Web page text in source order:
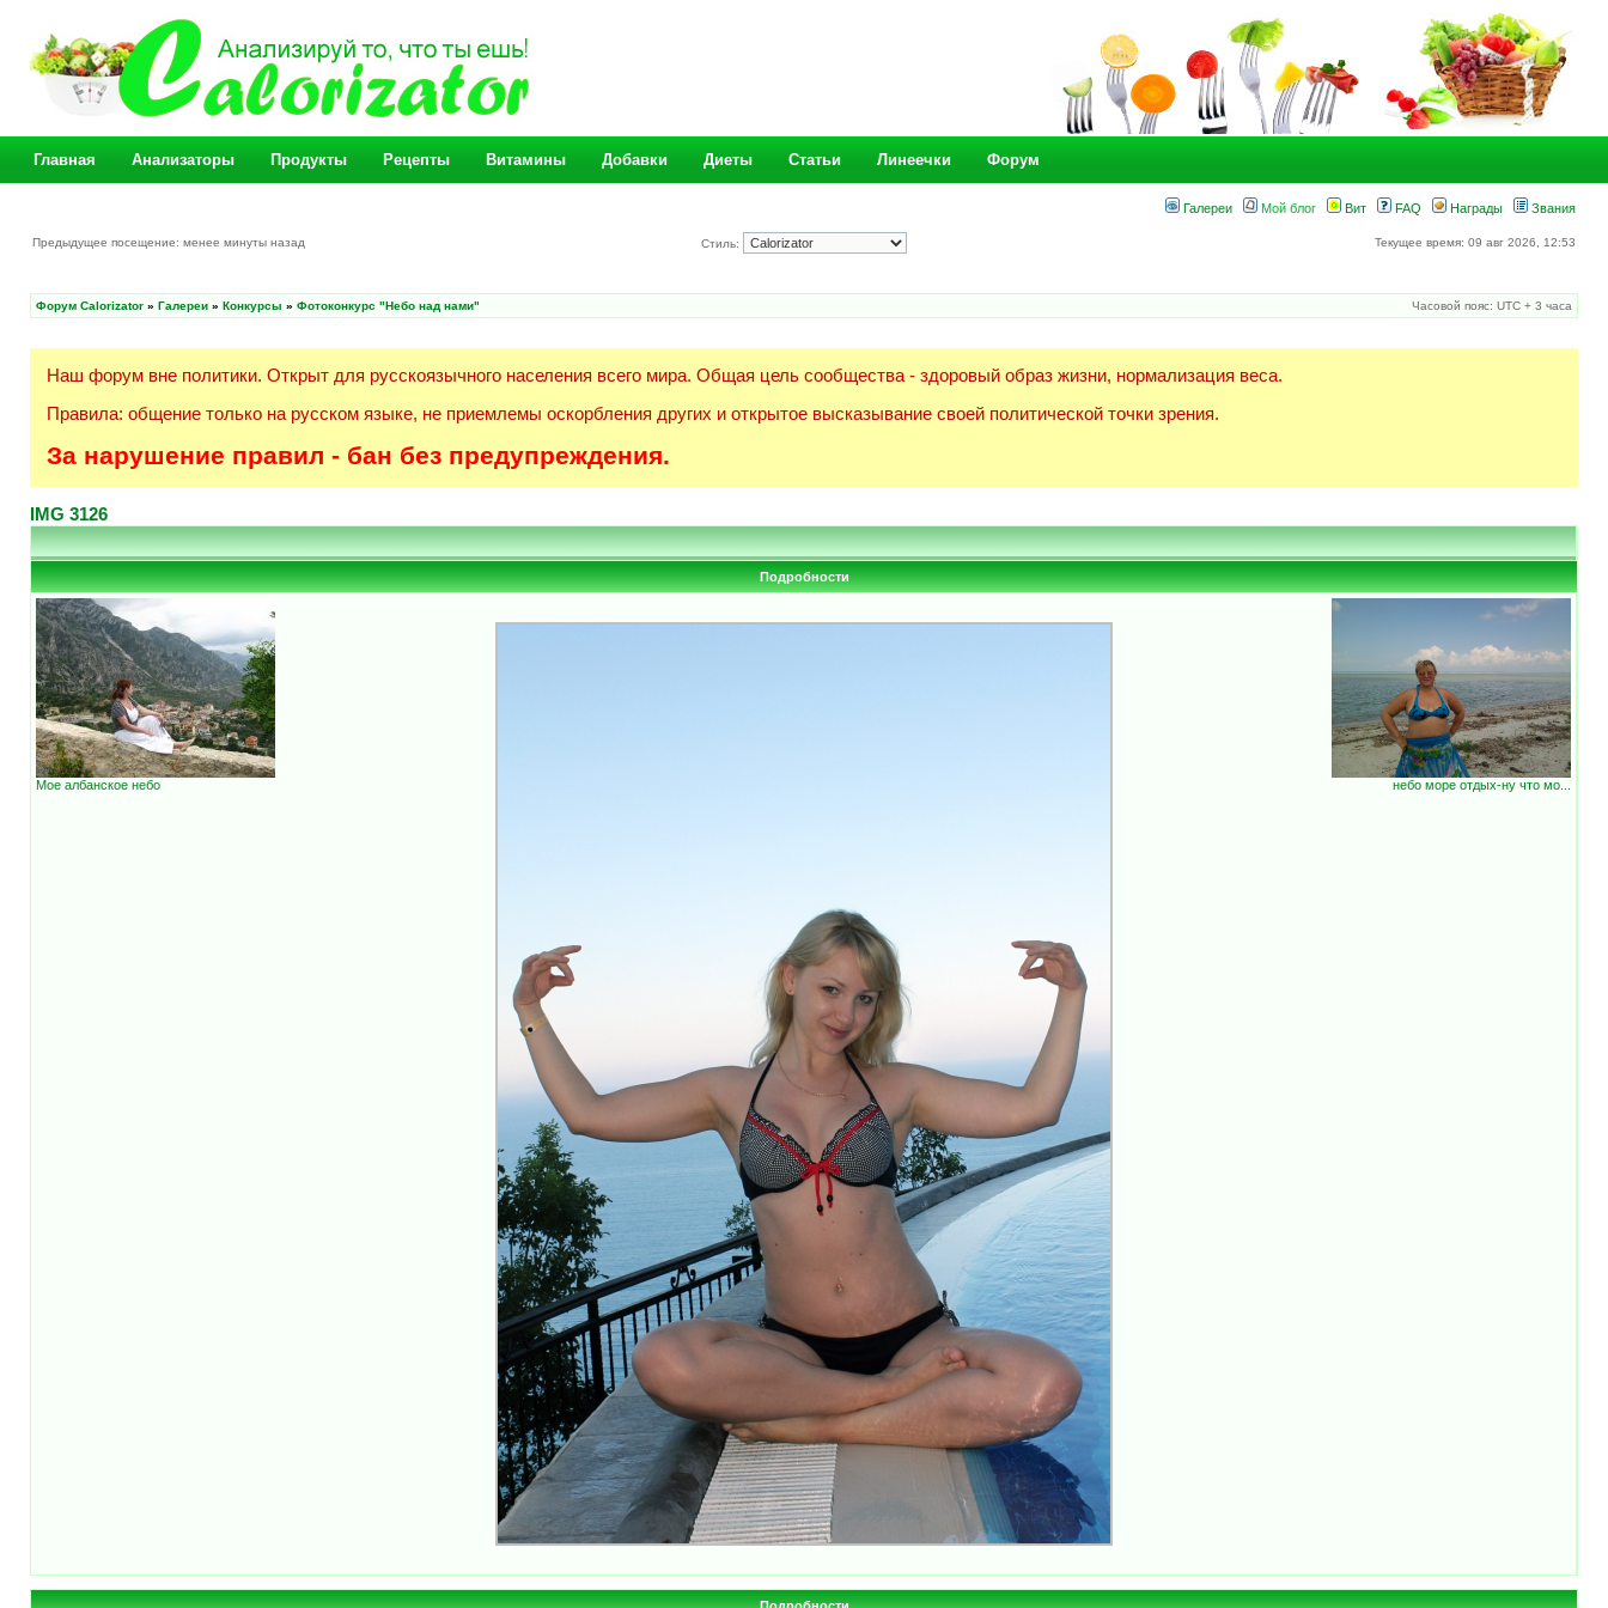
Главная Анализаторы Продукты Рецепты Витамины Добавки Диеты Статьи Линеечки Форум
Галереи Мой блог Вит FAQ Награды Звания
Предыдущее посещение: менее минуты назад Стиль: Текущее время: 09 авг 2026, 12:53
Форум Calorizator » Галереи » Конкурсы » Фотоконкурс "Небо над нами" Часовой пояс: UTC + 3 часа
Наш форум вне политики. Открыт для русскоязычного населения всего мира. Общая цель сообщества - здоровый образ жизни, нормализация веса.
Правила: общение только на русском языке, не приемлемы оскорбления других и открытое высказывание своей политической точки зрения.
За нарушение правил - бан без предупреждения.
IMG 3126
Подробности
Мое албанское небо небо море отдых-ну что мо...